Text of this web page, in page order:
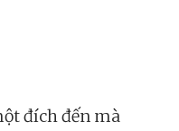
đích đến mà